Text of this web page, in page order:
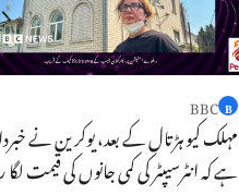
B
BBC
مہلک کیو ہڑتال کے بعد، یوکرین نے
ہے کہ انٹرسیپٹر کی کمی جانوں کی قیمت